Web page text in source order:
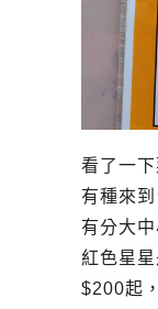
看了一
有種來
有分大
紅色星
$200起